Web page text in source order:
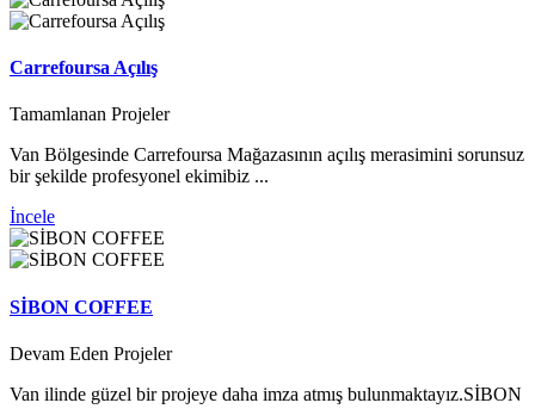
Carrefoursa Açılış
Tamamlanan Projeler
Van Bölgesinde Carrefoursa Mağazasının açılış merasimini sorunsuz
bir şekilde profesyonel ekimibiz ...
İncele
SİBON COFFEE
Devam Eden Projeler
Van ilinde güzel bir projeye daha imza atmış bulunmaktayız.SİBON